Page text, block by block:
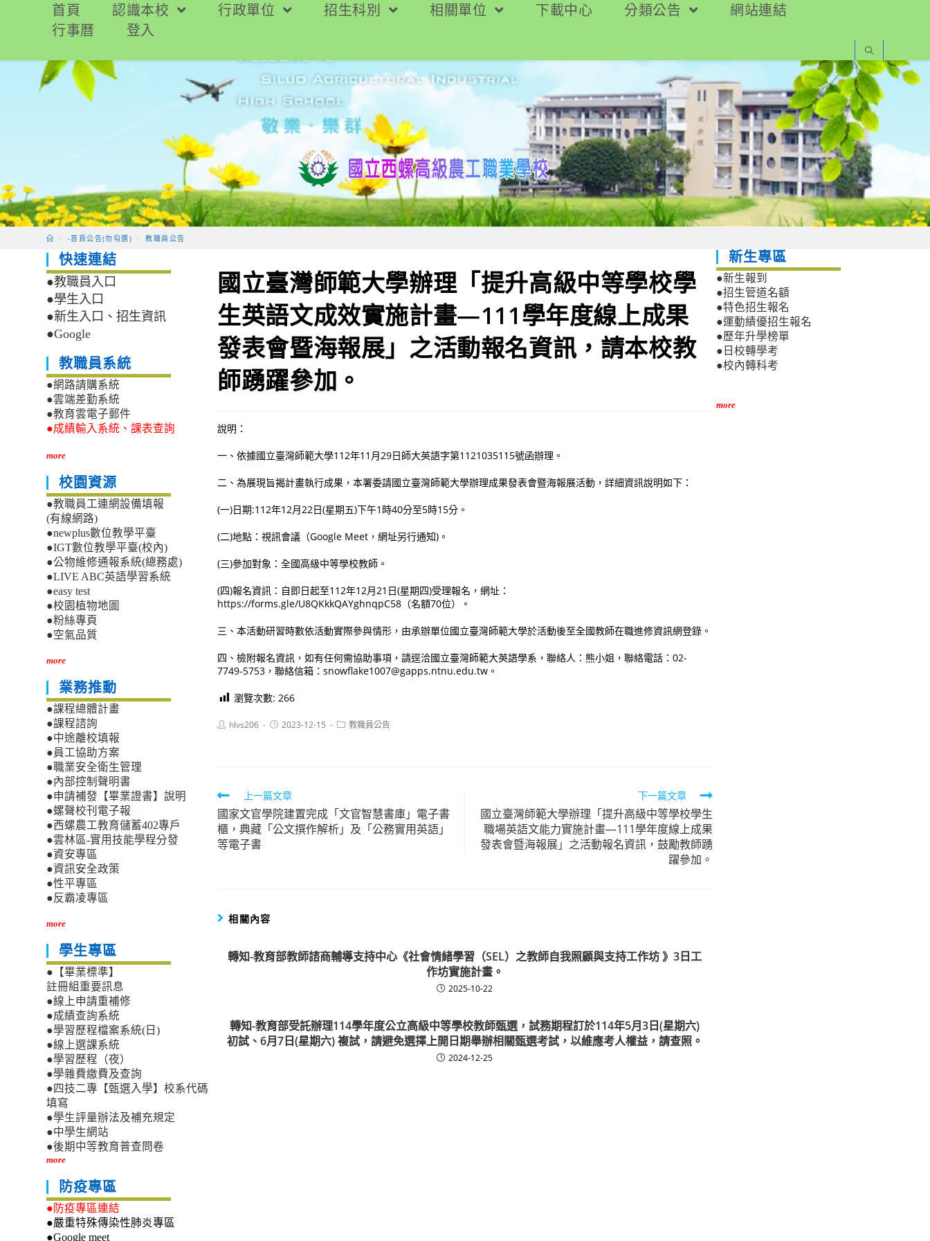
要
首頁 認識本校 行政單位 招生科別 相關單位 下載中心 分類公告
網站連結
行事曆
登入
> -首頁公告(勿勾選) > 教職員公告
國立臺灣師範大學辦理「提升高級中等學校學
生英語文成效實施計畫—111學年度線上成果
發表會暨海報展」之活動報名資訊，請本校教
師踴躍參加。
說明：
一、依據國立臺灣師範大學112年11月29日師大英語字第1121035115號函辦理。
二、為展現旨揭計畫執行成果，本署委請國立臺灣師範大學辦理成果發表會暨海報展活動，詳細資訊說明如下：
(一)日期:112年12月22日(星期五)下午1時40分至5時15分。
(二)地點：視訊會議（Google Meet，網址另行通知)。
(三)參加對象：全國高級中等學校教師。
(四)報名資訊：自即日起至112年12月21日(星期四)受理報名，網址：
https://forms.gle/U8QKkkQAYghnqpC58（名額70位）。
三、本活動研習時數依活動實際參與情形，由承辦單位國立臺灣師範大學於活動後至全國教師在職進修資訊網登錄。
四、檢附報名資訊，如有任何需協助事項，請逕洽國立臺灣師範大英語學系，聯絡人：熊小姐，聯絡電話：02-
7749-5753，聯絡信箱：snowflake1007@gapps.ntnu.edu.tw。
瀏覽次數: 266
Posthlvs206
Post2023-12-15
Post教職員公告
Read
more
articles
上一篇文章
國家文官學院建置完成「文官智慧書庫」電子書
櫃，典藏「公文撰作解析」及「公務實用英語」
等電子書
下一篇文章
國立臺灣師範大學辦理「提升高級中等學校學生
職場英語文能力實施計畫—111學年度線上成果
發表會暨海報展」之活動報名資訊，鼓勵教師踴
躍參加。
相關內容
轉知-教育部教師諮商輔導支持中心《社會情緒學習（SEL）之教師自我照顧與支持工作坊 》3日工
作坊實施計畫。
2025-10-22
轉知-教育部受託辦理114學年度公立高級中等學校教師甄選，試務期程訂於114年5月3日(星期六)
初試、6月7日(星期六) 複試，請避免選擇上開日期舉辦相關甄選考試，以維應考人權益，請查照。
2024-12-25
快速連結
●教職員入口
●學生入口
●新生入口、招生資訊
●Google
教職員系統
●網路請購系統
●雲端差勤系統
●教育雲電子郵件
●成績輸入系統、課表查詢
more
校園資源
●教職員工連網設備填報
(有線網路)
●newplus數位教學平臺
●IGT數位教學平臺(校內)
●公物維修通報系統(總務處)
●LIVE ABC英語學習系統
●easy test
●校園植物地圖
●粉絲專頁
●空氣品質
more
業務推動
●課程總體計畫
●課程諮詢
●中途離校填報
●員工協助方案
●職業安全衛生管理
●內部控制聲明書
●申請補發【畢業證書】說明
●螺聲校刊電子報
●西螺農工教育儲蓄402專戶
●雲林區-實用技能學程分發
●資安專區
●資訊安全政策
●性平專區
●反霸凌專區
more
學生專區
●【畢業標準】
註冊組重要訊息
●線上申請重補修
●成績查詢系統
●學習歷程檔案系統(日)
●線上選課系統
●學習歷程（夜）
●學雜費繳費及查詢
●四技二專【甄選入學】校系代碼
填寫
●學生評量辦法及補充規定
●中學生網站
●後期中等教育普查問卷
more
防疫專區
●防疫專區連結
●嚴重特殊傳染性肺炎專區
●Google meet
新生專區
●新生報到
●招生管道名額
●特色招生報名
●運動績優招生報名
●歷年升學榜單
●日校轉學考
●校內轉科考
more